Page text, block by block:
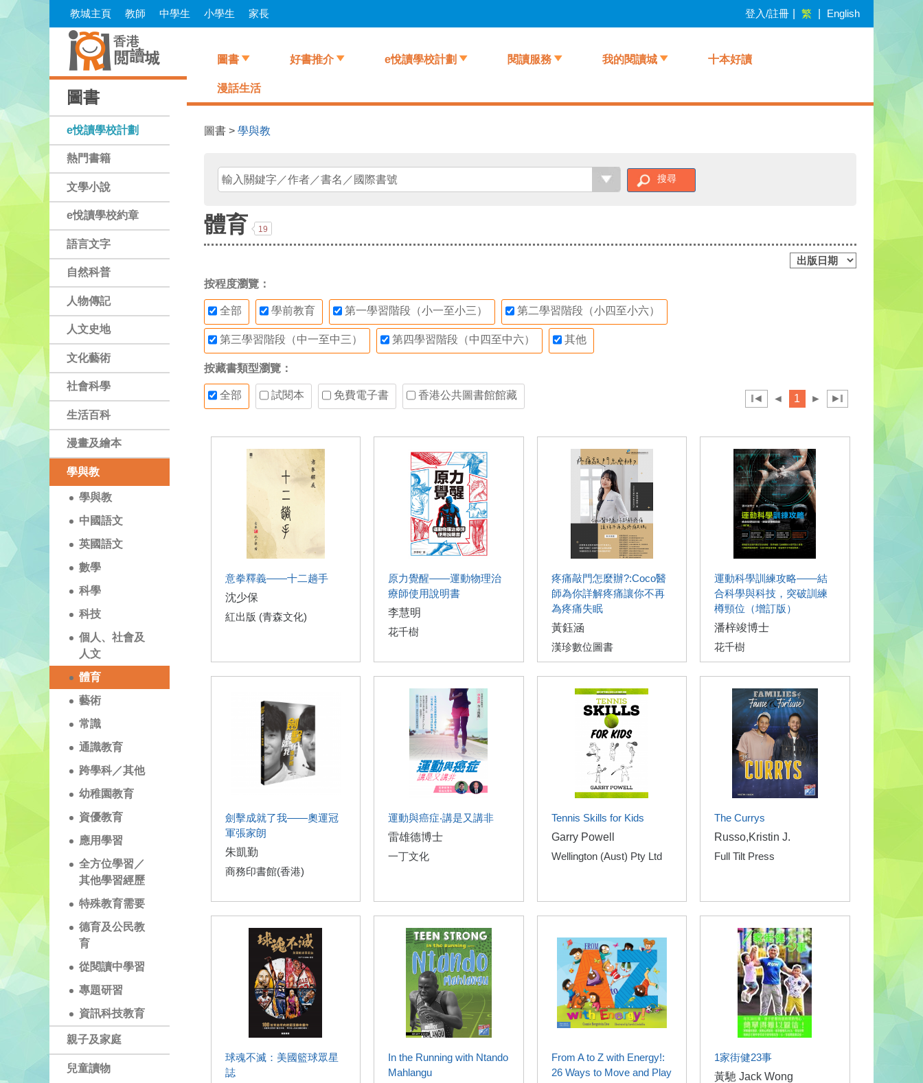
Skip
教城主頁 教師 中學生 小學生 家長 登入/註冊 繁 English
圖書
e悅讀學校計劃
熱門書籍
文學小說
e悅讀學校約章
語言文字
自然科普
人物傳記
人文史地
文化藝術
社會科學
生活百科
漫畫及繪本
學與教
學與教
中國語文
英國語文
數學
科學
科技
個人、社會及
人文
體育
藝術
常識
通識教育
跨學科／其他
幼稚園教育
資優教育
應用學習
全方位學習／
其他學習經歷
特殊教育需要
德育及公民教
育
從閱讀中學習
專題研習
資訊科技教育
親子及家庭
兒童讀物
圖書 好書推介 e悅讀學校計劃 閱讀服務 我的閱讀城 十本好讀
漫話生活
圖書 > 學與教
搜尋
體育 19
按程度瀏覽：
全部 學前教育 第一學習階段（小一至小三） 第二學習階段（小四至小六）
第三學習階段（中一至中三） 第四學習階段（中四至中六） 其他
按藏書類型瀏覽：
全部 試閱本 免費電子書 香港公共圖書館館藏 ◄ ◄ 1 ► ►
意拳釋義——十二趟手
沈少保
紅出版 (青森文化)
原力覺醒——運動物理治
療師使用說明書
李慧明
花千樹
疼痛敲門怎麼辦?:Coco醫
師為你詳解疼痛讓你不再
為疼痛失眠
黃鈺涵
漢珍數位圖書
運動科學訓練攻略——結
合科學與科技，突破訓練
樽頸位（增訂版）
潘梓竣博士
花千樹
劍擊成就了我——奧運冠
軍張家朗
朱凱勤
商務印書館(香港)
運動與癌症‧講是又講非
雷雄德博士
一丁文化
Tennis Skills for Kids
Garry Powell
Wellington (Aust) Pty Ltd
The Currys
Russo,Kristin J.
Full Tilt Press
球魂不滅：美國籃球眾星
誌
In the Running with Ntando
Mahlangu
From A to Z with Energy!:
26 Ways to Move and Play
1家街健23事
黃馳 Jack Wong